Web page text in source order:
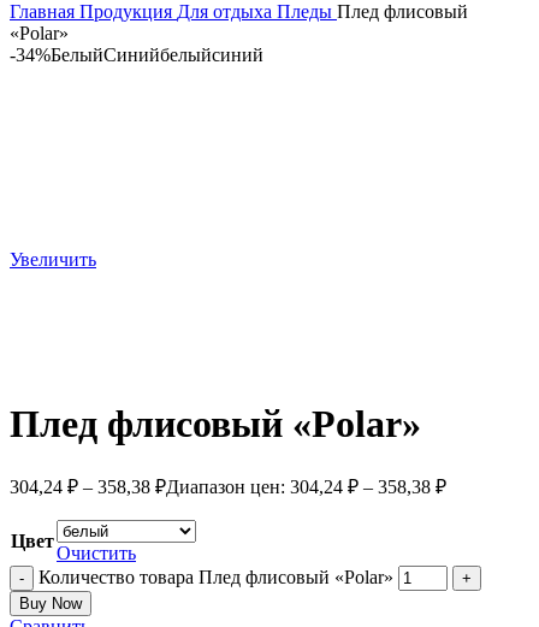
Главная Продукция Для отдыха Пледы Плед флисовый
«Polar»
-34%БелыйСинийбелыйсиний
Увеличить
Плед флисовый «Polar»
304,24 ₽ – 358,38 ₽Диапазон цен: 304,24 ₽ – 358,38 ₽
Цвет
Очистить
Количество товара Плед флисовый «Polar»
Buy Now